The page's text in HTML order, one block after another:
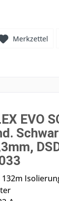
Merkzettel
EVO